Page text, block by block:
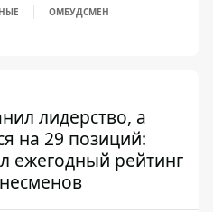
ОМБУДСМЕН
лидерство, а
на 29 позиций:
ежегодный рейтинг